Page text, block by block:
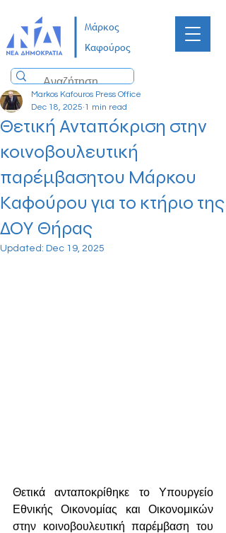
Μάρκος
Καφούρος
Θετική Ανταπόκριση στην
κοινοβουλευτική
παρέμβασητου Μάρκου
Καφούρου για το κτήριο της
ΔΟΥ Θήρας
Markos Kafouros Press Office
Dec 18, 2025 1 min read
Updated: Dec 19, 2025
Θετικά ανταποκρίθηκε το Υπουργείο
Εθνικής Οικονομίας και Οικονομικών
στην κοινοβουλευτική παρέμβαση του